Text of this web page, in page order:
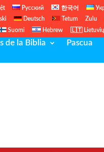
Русский 한국어
Deutsch Tetum
Zulu
Suomi Hebrew 🇱🇹
de la Biblia Pascua